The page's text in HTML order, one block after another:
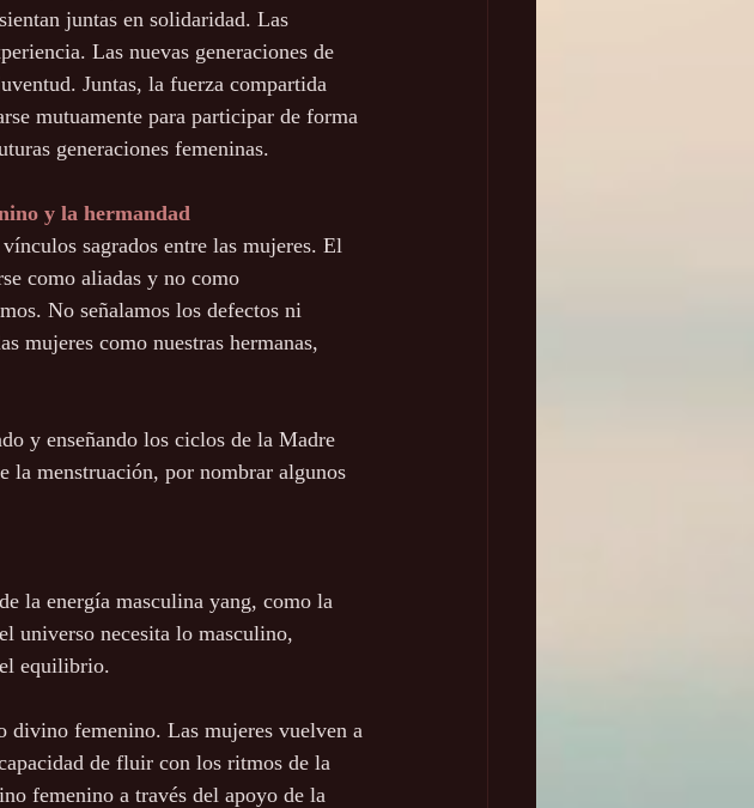
juntas en solidaridad. Las
Las nuevas generaciones de
Juntas, la fuerza compartida
mutuamente para participar de forma
generaciones femeninas.
y la hermandad
sagrados entre las mujeres. El
como aliadas y no como
No señalamos los defectos ni
mujeres como nuestras hermanas,
y enseñando los ciclos de la Madre
la menstruación, por nombrar algunos
la energía masculina yang, como la
universo necesita lo masculino,
equilibrio.
divino femenino. Las mujeres vuelven a
de fluir con los ritmos de la
femenino a través del apoyo de la